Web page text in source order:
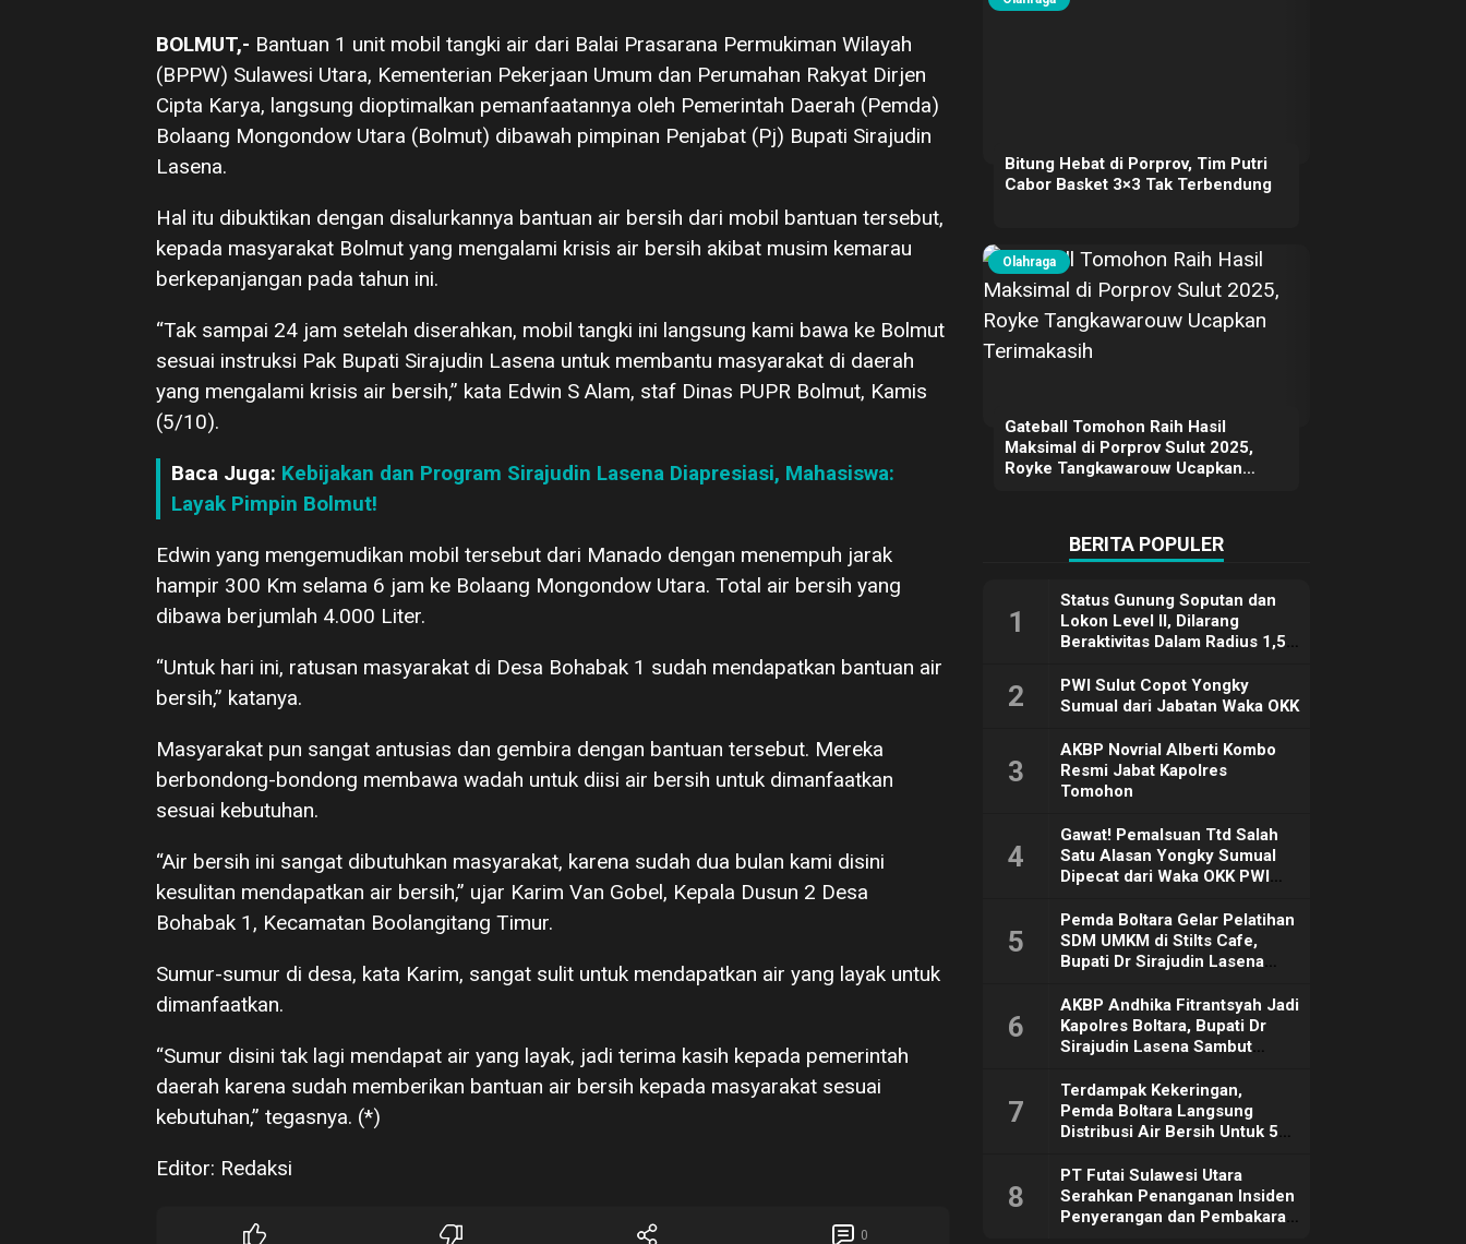
BOLMUT,- Bantuan 1 unit mobil tangki air dari Balai Prasarana Permukiman Wilayah
(BPPW) Sulawesi Utara, Kementerian Pekerjaan Umum dan Perumahan Rakyat Dirjen
Cipta Karya, langsung dioptimalkan pemanfaatannya oleh Pemerintah Daerah (Pemda)
Bolaang Mongondow Utara (Bolmut) dibawah pimpinan Penjabat (Pj) Bupati Sirajudin
Lasena.
Hal itu dibuktikan dengan disalurkannya bantuan air bersih dari mobil bantuan tersebut,
kepada masyarakat Bolmut yang mengalami krisis air bersih akibat musim kemarau
berkepanjangan pada tahun ini.
“Tak sampai 24 jam setelah diserahkan, mobil tangki ini langsung kami bawa ke Bolmut
sesuai instruksi Pak Bupati Sirajudin Lasena untuk membantu masyarakat di daerah
yang mengalami krisis air bersih,” kata Edwin S Alam, staf Dinas PUPR Bolmut, Kamis
(5/10).
Baca Juga: Kebijakan dan Program Sirajudin Lasena Diapresiasi, Mahasiswa:
Layak Pimpin Bolmut!
Edwin yang mengemudikan mobil tersebut dari Manado dengan menempuh jarak
hampir 300 Km selama 6 jam ke Bolaang Mongondow Utara. Total air bersih yang
dibawa berjumlah 4.000 Liter.
“Untuk hari ini, ratusan masyarakat di Desa Bohabak 1 sudah mendapatkan bantuan air
bersih,” katanya.
Masyarakat pun sangat antusias dan gembira dengan bantuan tersebut. Mereka
berbondong-bondong membawa wadah untuk diisi air bersih untuk dimanfaatkan
sesuai kebutuhan.
“Air bersih ini sangat dibutuhkan masyarakat, karena sudah dua bulan kami disini
kesulitan mendapatkan air bersih,” ujar Karim Van Gobel, Kepala Dusun 2 Desa
Bohabak 1, Kecamatan Boolangitang Timur.
Sumur-sumur di desa, kata Karim, sangat sulit untuk mendapatkan air yang layak untuk
dimanfaatkan.
“Sumur disini tak lagi mendapat air yang layak, jadi terima kasih kepada pemerintah
daerah karena sudah memberikan bantuan air bersih kepada masyarakat sesuai
kebutuhan,” tegasnya. (*)
Editor: Redaksi
0
Bitung Hebat di Porprov, Tim Putri
Cabor Basket 3×3 Tak Terbendung
Olahraga
Gateball Tomohon Raih Hasil
Maksimal di Porprov Sulut 2025,
Royke Tangkawarouw Ucapkan
BERITA POPULER
1
Status Gunung Soputan dan
Lokon Level II, Dilarang
Beraktivitas Dalam Radius 1,5
2
PWI Sulut Copot Yongky
Sumual dari Jabatan Waka OKK
3
AKBP Novrial Alberti Kombo
Resmi Jabat Kapolres
Tomohon
4
Gawat! Pemalsuan Ttd Salah
Satu Alasan Yongky Sumual
Dipecat dari Waka OKK PWI
5
Pemda Boltara Gelar Pelatihan
SDM UMKM di Stilts Cafe,
Bupati Dr Sirajudin Lasena
Dorong Ekonomi Daerah
6
AKBP Andhika Fitrantsyah Jadi
Kapolres Boltara, Bupati Dr
Sirajudin Lasena Sambut
7
Terdampak Kekeringan,
Pemda Boltara Langsung
Distribusi Air Bersih Untuk 50
8
PT Futai Sulawesi Utara
Serahkan Penanganan Insiden
Penyerangan dan Pembakaran